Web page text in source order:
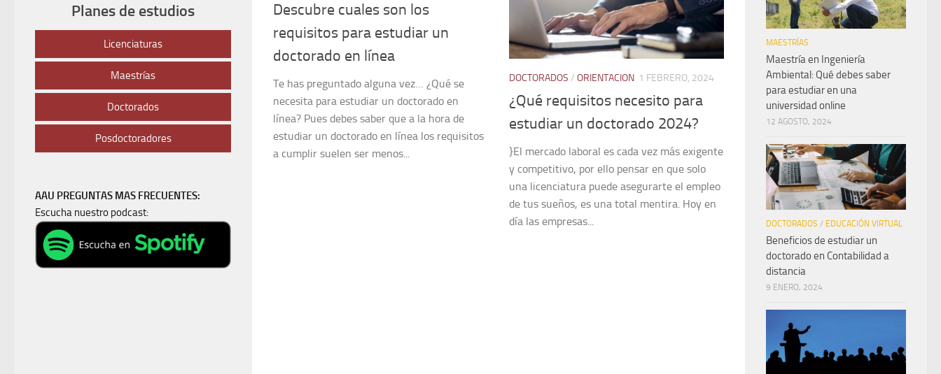
Descubre cuales son los
requisitos para estudiar un
doctorado en línea
Te has preguntado alguna vez… ¿Qué se
necesita para estudiar un doctorado en
línea? Pues debes saber que a la hora de
estudiar un doctorado en línea los requisitos
a cumplir suelen ser menos...
DOCTORADOS / ORIENTACION 1 FEBRERO, 2024
¿Qué requisitos necesito para
estudiar un doctorado 2024?
}El mercado laboral es cada vez más exigente
y competitivo, por ello pensar en que solo
una licenciatura puede asegurarte el empleo
de tus sueños, es una total mentira. Hoy en
día las empresas...
Planes de estudios
Licenciaturas
Maestrías
Doctorados
Posdoctoradores
AAU PREGUNTAS MAS FRECUENTES:
Escucha nuestro podcast:
MAESTRÍAS
Maestría en Ingeniería
Ambiental: Qué debes saber
para estudiar en una
universidad online
12 AGOSTO, 2024
DOCTORADOS / EDUCACIÓN VIRTUAL
Beneficios de estudiar un
doctorado en Contabilidad a
distancia
9 ENERO, 2024